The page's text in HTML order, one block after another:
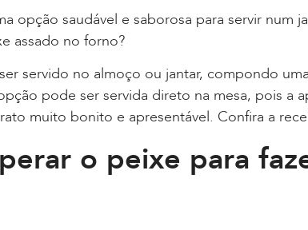
opção saudável e saborosa para servir num
assado no forno?
servido no almoço ou jantar, compondo
pode ser servida direto na mesa, pois a
muito bonito e apresentável. Confira a
o peixe para